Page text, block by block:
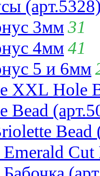
3мм31
4мм41
5 и 6мм
XXL Hole
Bead
Bead
Cut